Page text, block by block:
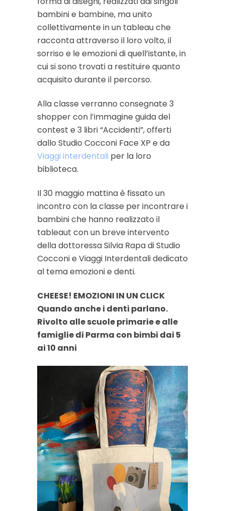
bambini e bambine, ma unito
collettivamente in un tableau che
racconta attraverso il loro volto, il
sorriso e le emozioni di quell’istante, in
cui si sono trovati a restituire quanto
acquisito durante il percorso.
Alla classe verranno consegnate 3
shopper con l’immagine guida del
contest e 3 libri “Accidenti”, offerti
dallo Studio Cocconi Face XP e da
Viaggi interdentali per la loro
biblioteca.
Il 30 maggio mattina è fissato un
incontro con la classe per incontrare i
bambini che hanno realizzato il
tableaut con un breve intervento
della dottoressa Silvia Rapa di Studio
Cocconi e Viaggi Interdentali dedicato
al tema emozioni e denti.
CHEESE! EMOZIONI IN UN CLICK
Quando anche i denti parlano.
Rivolto alle scuole primarie e alle
famiglie di Parma con bimbi dai 5
ai 10 anni